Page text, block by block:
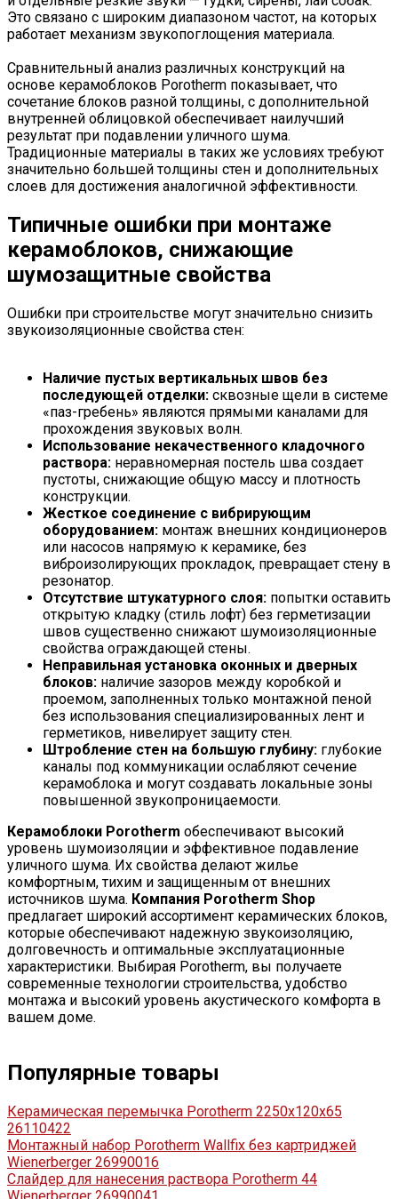
Это связано с широким диапазоном частот, на которых
работает механизм звукопоглощения материала.
Сравнительный анализ различных конструкций на
основе керамоблоков Porotherm показывает, что
сочетание блоков разной толщины, с дополнительной
внутренней облицовкой обеспечивает наилучший
результат при подавлении уличного шума.
Традиционные материалы в таких же условиях требуют
значительно большей толщины стен и дополнительных
слоев для достижения аналогичной эффективности.
Типичные ошибки при монтаже
керамоблоков, снижающие
шумозащитные свойства
Ошибки при строительстве могут значительно снизить
звукоизоляционные свойства стен:
Наличие пустых вертикальных швов без
последующей отделки: сквозные щели в системе
«паз-гребень» являются прямыми каналами для
прохождения звуковых волн.
Использование некачественного кладочного
раствора: неравномерная постель шва создает
пустоты, снижающие общую массу и плотность
конструкции.
Жесткое соединение с вибрирующим
оборудованием: монтаж внешних кондиционеров
или насосов напрямую к керамике, без
виброизолирующих прокладок, превращает стену в
резонатор.
Отсутствие штукатурного слоя: попытки оставить
открытую кладку (стиль лофт) без герметизации
швов существенно снижают шумоизоляционные
свойства ограждающей стены.
Неправильная установка оконных и дверных
блоков: наличие зазоров между коробкой и
проемом, заполненных только монтажной пеной
без использования специализированных лент и
герметиков, нивелирует защиту стен.
Штробление стен на большую глубину: глубокие
каналы под коммуникации ослабляют сечение
керамоблока и могут создавать локальные зоны
повышенной звукопроницаемости.
Керамоблоки Porotherm обеспечивают высокий
уровень шумоизоляции и эффективное подавление
уличного шума. Их свойства делают жилье
комфортным, тихим и защищенным от внешних
источников шума. Компания Porotherm Shop
предлагает широкий ассортимент керамических блоков,
которые обеспечивают надежную звукоизоляцию,
долговечность и оптимальные эксплуатационные
характеристики. Выбирая Porotherm, вы получаете
современные технологии строительства, удобство
монтажа и высокий уровень акустического комфорта в
вашем доме.
Популярные товары
Керамическая перемычка Porotherm 2250х120х65
26110422
Монтажный набор Porotherm Wallfix без картриджей
Wienerberger 26990016
Слайдер для нанесения раствора Porotherm 44